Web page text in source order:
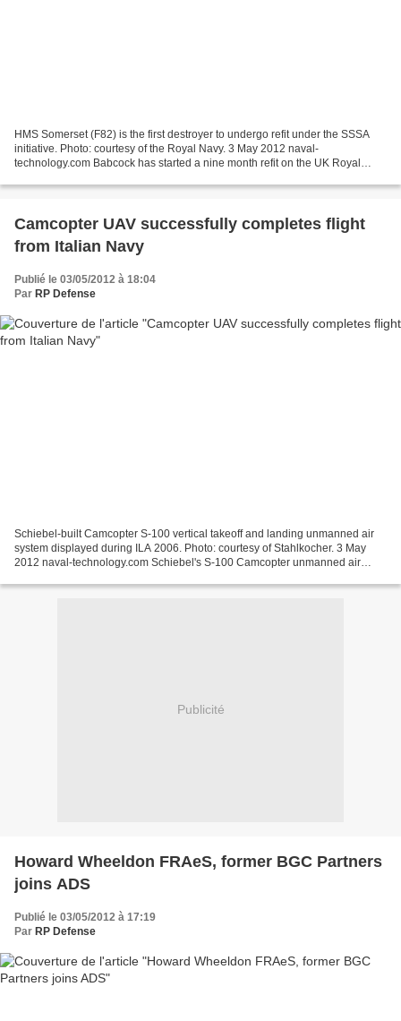
HMS Somerset (F82) is the first destroyer to undergo refit under the SSSA
initiative. Photo: courtesy of the Royal Navy. 3 May 2012 naval-
technology.com Babcock has started a nine month refit on the UK Royal
Camcopter UAV successfully completes flight
from Italian Navy
Publié le 03/05/2012 à 18:04
Par RP Defense
Schiebel-built Camcopter S-100 vertical takeoff and landing unmanned air
system displayed during ILA 2006. Photo: courtesy of Stahlkocher. 3 May
2012 naval-technology.com Schiebel's S-100 Camcopter unmanned air
Publicité
Howard Wheeldon FRAeS, former BGC Partners
joins ADS
Publié le 03/05/2012 à 17:19
Par RP Defense